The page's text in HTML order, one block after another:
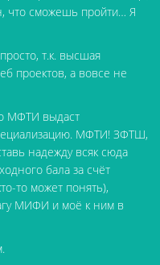
что сможешь пройти… Я
т.к. высшая
проектов, а вовсе не
МФТИ выдаст
МФТИ! ЗФТШ,
надежду всяк сюда
бала за счёт
то может понять),
МИФИ и моё к ним в